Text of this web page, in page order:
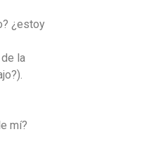
¿estoy
la
mí?